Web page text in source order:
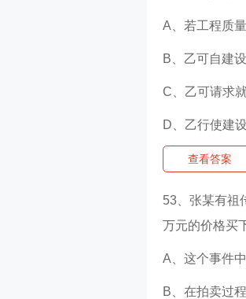
A、若工程质
B、乙可自建
C、乙可请求
D、乙行使建
查看答案
53、张某有祖
万元的价格买
A、这个事件
B、在拍卖过